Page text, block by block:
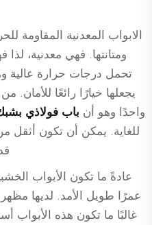
الابواب المعدنية المقاومة
ومتانتها. فهي معدنية،
تحمل درجات حرارة عالية
يجعلها خيارًا رائعًا للأمان.
واحدًا وهو أن باب فولاذي
للغاية. يمكن أن تكون أثقل من
عادةً ما تكون الأبواب
عمرًا طويل الأمد. لديها
غالبًا ما تكون هذه الأبواب